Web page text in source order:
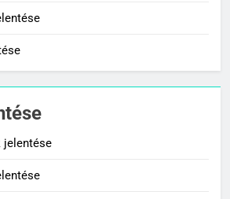
Cigánykerék jelentése
C BETŰS SZAVAK JELENTÉSE
jelentése